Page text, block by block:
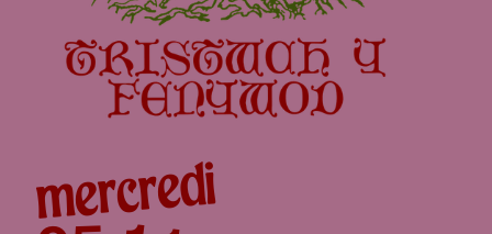
mercredi